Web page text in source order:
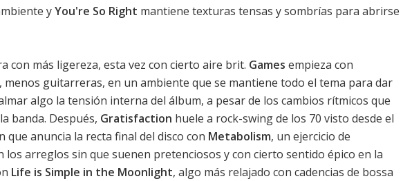
yYou're So Right mantiene texturas tensas y sombrías para abrirse
con más ligereza, esta vez con cierto aire brit. Games empieza con
guitarreras, en un ambiente que se mantiene todo el tema para dar
algo la tensión interna del álbum, a pesar de los cambios rítmicos que
banda. Después, Gratisfaction huele a rock-swing de los 70 visto desde el
que anuncia la recta final del disco con Metabolism, un ejercicio de
los arreglos sin que suenen pretenciosos y con cierto sentido épico en la
Life is Simple in the Moonlight, algo más relajado con cadencias de bossa